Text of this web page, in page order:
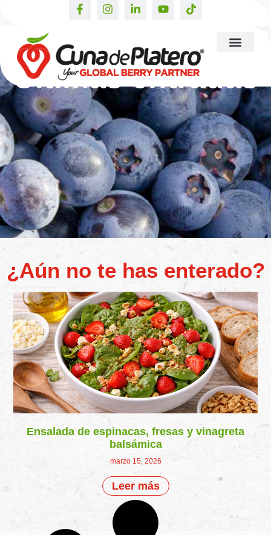
Últimas entradas
¿Aún no te has enterado?
Ensalada de espinacas, fresas y vinagreta
balsámica
marzo 15, 2026
Leer más